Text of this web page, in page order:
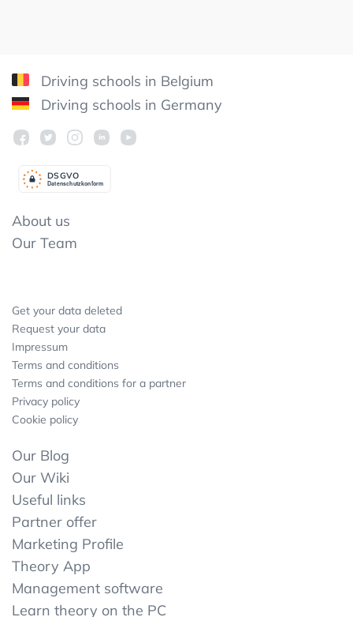
Driving schools in Belgium
Driving schools in Germany
Datenschutzkonform
DSGVO
About us
Our Team
Get your data deleted
Request your data
Impressum
Terms and conditions
Terms and conditions for a partner
Privacy policy
Cookie policy
Our Blog
Our Wiki
Useful links
Partner offer
Marketing Profile
Theory App
Management software
Learn theory on the PC